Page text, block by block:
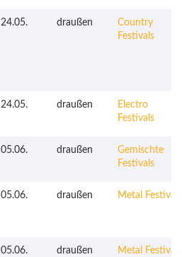
24.05. draußen
Country
Festivals
24.05. draußen
Electro
Festivals
05.06. draußen
Gemischte
Festivals
05.06. draußen Metal Festivals
05.06. draußen Metal Festivals